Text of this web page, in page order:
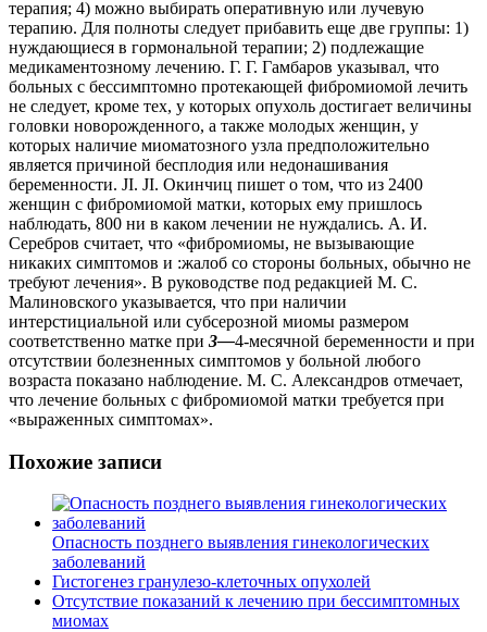
терапия; 4) можно выбирать оперативную или лучевую
терапию. Для полноты следует прибавить еще две группы: 1)
нуждающиеся в гормональной терапии; 2) подлежащие
медикаментозному лечению. Г. Г. Гамбаров указывал, что
больных с бессимптомно протекающей фибромиомой лечить
не следует, кроме тех, у которых опухоль достигает величины
головки новорожденного, а также молодых женщин, у
которых наличие миоматозного узла предположительно
является причиной бесплодия или недонашивания
беременности. JI. JI. Окинчиц пишет о том, что из 2400
женщин с фибромиомой матки, которых ему пришлось
наблюдать, 800 ни в каком лечении не нуждались. А. И.
Серебров считает, что «фибромиомы, не вызывающие
никаких симптомов и :жалоб со стороны больных, обычно не
требуют лечения». В руководстве под редакцией М. С.
Малиновского указывается, что при наличии
интерстициальной или субсерозной миомы размером
соответственно матке при 3—4-месячной беременности и при
отсутствии болезненных симптомов у больной любого
возраста показано наблюдение. М. С. Александров отмечает,
что лечение больных с фибромиомой матки требуется при
«выраженных симптомах».
Похожие записи
Опасность позднего выявления гинекологических
заболеваний
Гистогенез гранулезо-клеточных опухолей
Отсутствие показаний к лечению при бессимптомных
миомах